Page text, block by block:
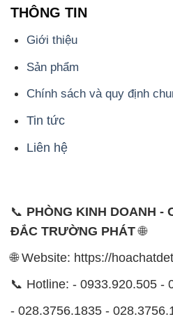
THÔNG TIN
Giới thiệu
Sản phẩm
Chính sách và quy định
Tin tức
Liên hệ
📞 PHÒNG KINH DOANH -
ĐẮC TRƯỜNG PHÁT🌐
🌐 Website: https://
📞 Hotline: - 0933.920.505 -
- 028.3756.1835 -